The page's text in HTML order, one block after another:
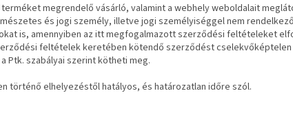
terméket megrendelő vásárló, valamint a webhely weboldalait
és jogi személy, illetve jogi személyiséggel nem
is, amennyiben az itt megfogalmazott szerződési feltételeket
feltételek keretében kötendő szerződést
Ptk. szabályai szerint kötheti meg.
történő elhelyezéstől hatályos, és határozatlan időre szól.